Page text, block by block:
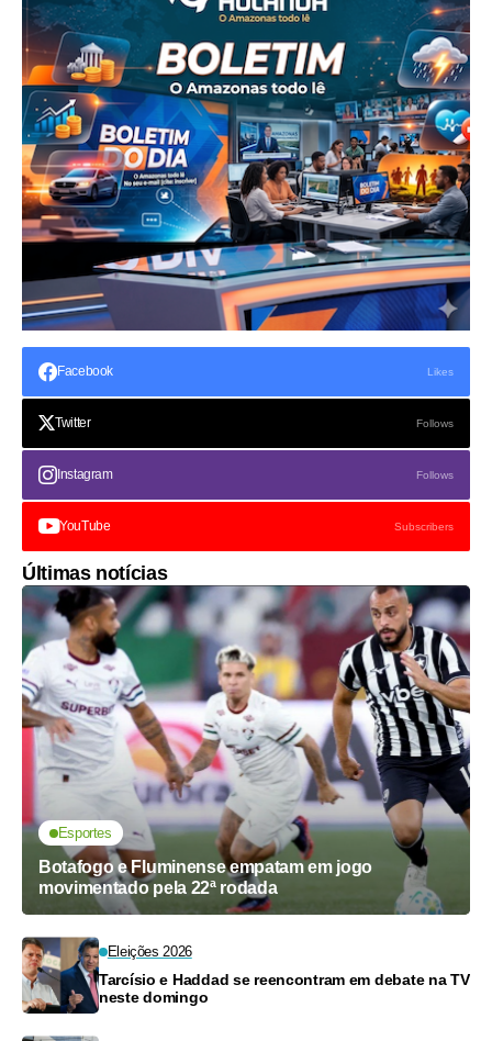
Facebook Likes
Twitter Follows
Instagram Follows
YouTube Subscribers
Últimas notícias
Esportes
Botafogo e Fluminense empatam em jogo
movimentado pela 22ª rodada
Eleições 2026
Tarcísio e Haddad se reencontram em debate na TV
neste domingo